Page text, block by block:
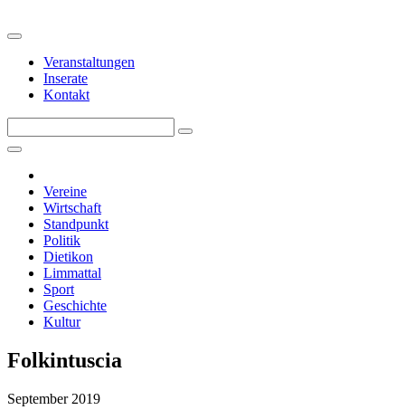
Veranstaltungen
Inserate
Kontakt
Vereine
Wirtschaft
Standpunkt
Politik
Dietikon
Limmattal
Sport
Geschichte
Kultur
Folkintuscia
September 2019